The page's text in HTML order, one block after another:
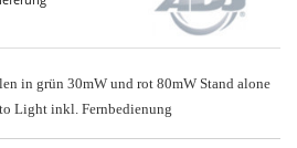
in grün 30mW und rot 80mW Stand alone
Light inkl. Fernbedienung